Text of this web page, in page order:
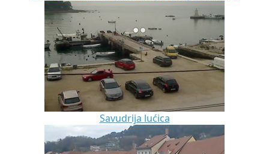
Savudrija lućica